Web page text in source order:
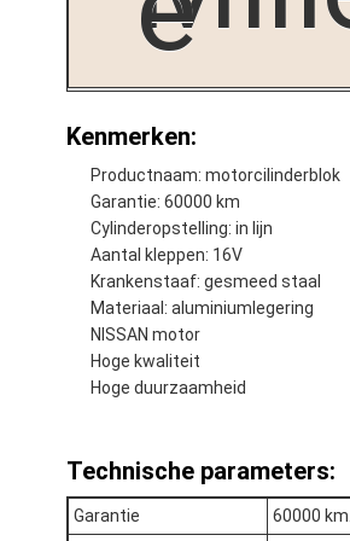
Kenmerken:
Productnaam: motorcilinderblok
Garantie: 60000 km
Cylinderopstelling: in lijn
Aantal kleppen: 16V
Krankenstaaf: gesmeed staal
Materiaal: aluminiumlegering
NISSAN motor
Hoge kwaliteit
Hoge duurzaamheid
Technische parameters:
Garantie 60000 km.